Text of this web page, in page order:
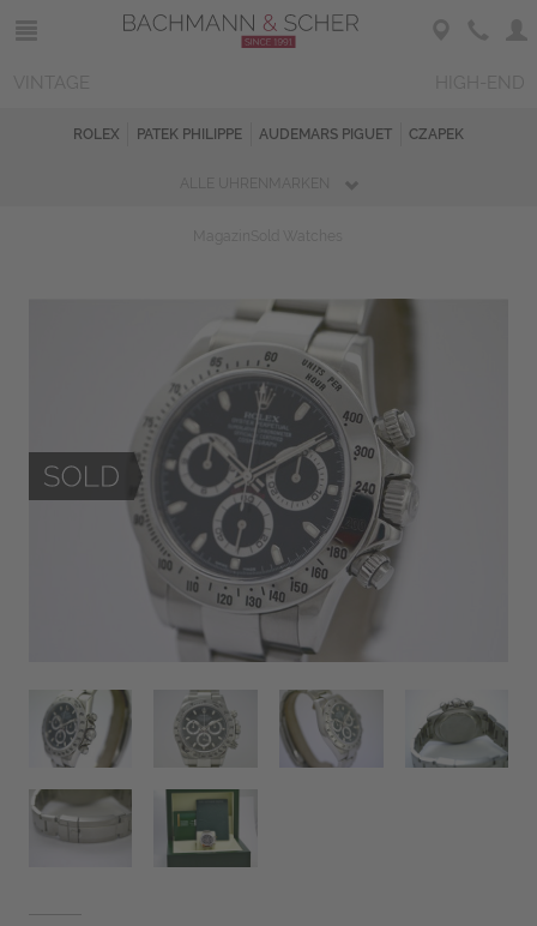
ROLEX PATEK PHILIPPE AUDEMARS PIGUET CZAPEK